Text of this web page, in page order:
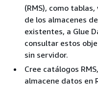
(RMS), como
de los almacenes
existentes, a Glue
consultar estos
sin servidor.
Cree catálogos
almacene datos en